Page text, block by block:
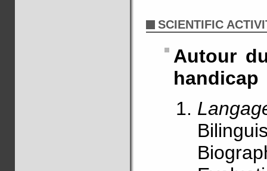
SCIENTIFIC
Autour
handicap